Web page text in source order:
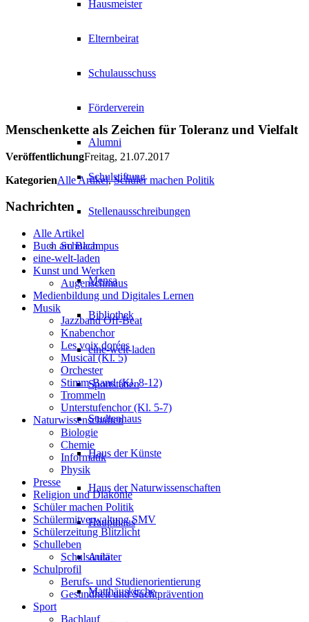
Hausmeister
Elternbeirat
Schulausschuss
Förderverein
Alumni
Schulstiftung
Stellenausschreibungen
Schulcampus
Mensa
Bibliothek
eine-welt-laden
Sportstätten
Studienhaus
Haus der Künste
Haus der Naturwissenschaften
Haupthaus
Aula
Matthäuskirche
Menschenkette als Zeichen für Toleranz und Vielfalt
VeröffentlichungFreitag, 21.07.2017
KategorienAlle Artikel,Schüler machen Politik
Nachrichten
Alle Artikel
Buch am Bach
eine-welt-laden
Kunst und Werken
Augenschmaus
Medienbildung und Digitales Lernen
Musik
Jazzband Off-Beat
Knabenchor
Les voix dorées
Musical (Kl. 5)
Orchester
Stimm-Band (Kl. 8-12)
Trommeln
Unterstufenchor (Kl. 5-7)
Naturwissenschaften
Biologie
Chemie
Informatik
Physik
Presse
Religion und Diakonie
Schüler machen Politik
Schülermitverwaltung SMV
Schülerzeitung Blitzlicht
Schulleben
Schulsanitäter
Schulprofil
Berufs- und Studienorientierung
Gesundheit und Suchtprävention
Sport
Bachlauf